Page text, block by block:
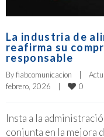
La industria de
reafirma su
responsable
By fiabcomunicacion |
febrero, 2026
| 0
Insta a la
conjunta en la mejora